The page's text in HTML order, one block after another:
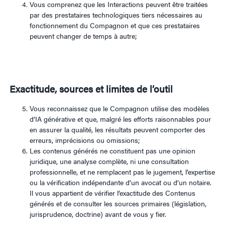
Vous comprenez que les Interactions peuvent être traitées
par des prestataires technologiques tiers nécessaires au
fonctionnement du Compagnon et que ces prestataires
peuvent changer de temps à autre;
Exactitude, sources et limites de l’outil
Vous reconnaissez que le Compagnon utilise des modèles
d’IA générative et que, malgré les efforts raisonnables pour
en assurer la qualité, les résultats peuvent comporter des
erreurs, imprécisions ou omissions;
Les contenus générés ne constituent pas une opinion
juridique, une analyse complète, ni une consultation
professionnelle, et ne remplacent pas le jugement, l’expertise
ou la vérification indépendante d’un avocat ou d’un notaire.
Il vous appartient de vérifier l’exactitude des Contenus
générés et de consulter les sources primaires (législation,
jurisprudence, doctrine) avant de vous y fier.